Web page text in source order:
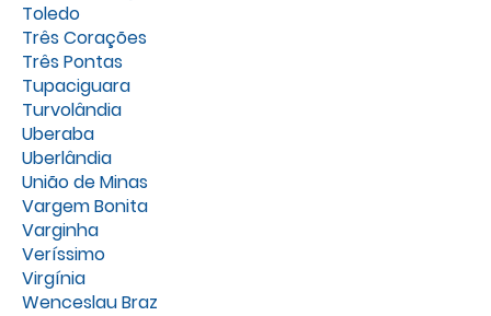
Toledo
Três Corações
Três Pontas
Tupaciguara
Turvolândia
Uberaba
Uberlândia
União de Minas
Vargem Bonita
Varginha
Veríssimo
Virgínia
Wenceslau Braz